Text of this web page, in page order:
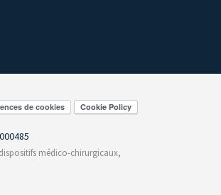
de cookies
médico-chirurgicaux,